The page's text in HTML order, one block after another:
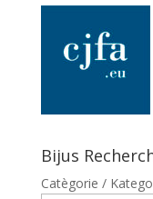
Bijus
Catègorie /